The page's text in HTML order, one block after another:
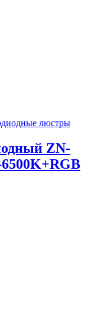
люстры
ZN-